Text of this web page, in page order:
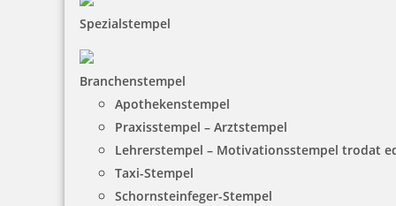
Spezialstempel
Branchenstempel
Apothekenstempel
Praxisstempel – Arztstempel
Lehrerstempel – Motivationsstempel trodat
Taxi-Stempel
Schornsteinfeger-Stempel
Printy 4923 Tauchstempel 11 Taucherstempel Motiv Pinguin
27,35 €
Jetzt gestalten